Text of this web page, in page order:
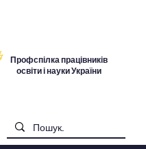
Профспілка працівників
освіти і науки України